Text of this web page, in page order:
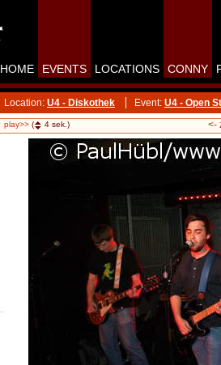
HOME EVENTS LOCATIONS CONNY
Location: U4 - Diskothek Event: U4 - Open
play>> ( 4 sek.) <-